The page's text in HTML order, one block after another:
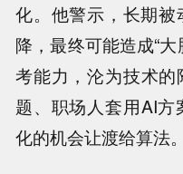
化。他警示，长期
降，最终可能造成“
考能力，沦为技术
题、职场人套用AI
化的机会让渡给算法。